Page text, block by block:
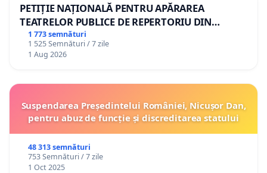
PETIȚIE NAȚIONALĂ PENTRU APĂRAREA
TEATRELOR PUBLICE DE REPERTORIU DIN
ROMÂNIA
1 773 semnături
1 525 Semnături / 7 zile
1 Aug 2026
Suspendarea Președintelui României, Nicușor Dan,
pentru abuz de funcție și discreditarea statului
48 313 semnături
753 Semnături / 7 zile
1 Oct 2025